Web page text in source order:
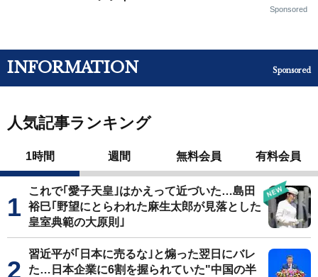
Sponsored
INFORMATION Sponsored
人気記事ランキング
1時間 週間 無料会員 有料会員
これで｢愛子天皇｣はかえって近づいた…島田
裕巳｢野望にとらわれた麻生太郎が見落とした
皇室典範の大原則｣
習近平が｢日本に売るな｣と煽った翌日にバレ
た…日本企業に6割を握られていた"中国の半